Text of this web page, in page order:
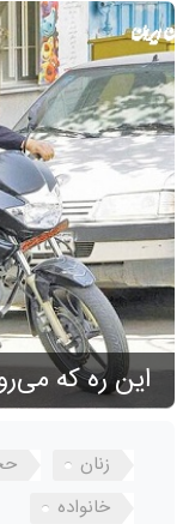
این ره که
زنان
خانواده